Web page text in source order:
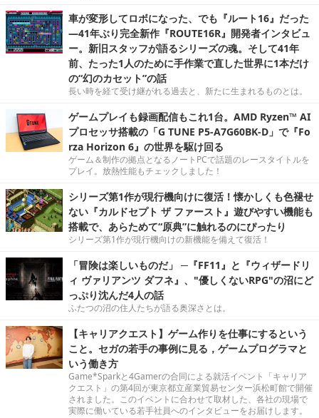
車が変形してロボになった、でも『ルート16』だった
―41年ぶり完全新作『ROUTE16R』開発者インタビュ
ー。新旧スタッフが語るシリーズの魂。そして41年
前、たった1人のために手作業で直した世界に1本だけ
の“幻のカセット”の話
長い時を経て受け継がれる過去と、新たに生まれるものとは。
ゲームプレイも録画配信もこれ1台。AMD Ryzen™ AI
プロセッサ搭載の「G TUNE P5-A7G60BK-D」で『Fo
rza Horizon 6』の世界を駆け回る
ゲーム＆制作の拠点となるノートPCで話題のレースタイトルを
プレイ。放熱性能もチェックしました！
シリーズ第1作が現行機向けに復活！懐かしくも色褪せ
ない『カルドセプト ザ ファースト』遊びやすい機能も
搭載で、あらためて“原典”に触れるのにぴったり
シリーズ第1作が現行機向けの新機能を備えて復活！
「冒険は楽しいものだ」 ─『FF11』と『ウィザードリ
ィ ヴァリアンツ ダフネ』、"優しくないRPG"の沼にど
っぷり沈んだ4人の話
ふたつの沼の住人たちが語る奥深さとは。
【キャリアクエスト】ゲーム作りを仕事にするという
こと。セガの若手の事例に見る，ゲームプログラマと
いう働き方
Game*Sparkと4Gamerの合同による就活イベント「キャリア
クエスト」の第4回が東京都立産業貿易センター浜松町館で開催
されました。このイベントに合わせて取材した、各社の現場で
実際に働いている若手社員へのインタビューをお届けします。